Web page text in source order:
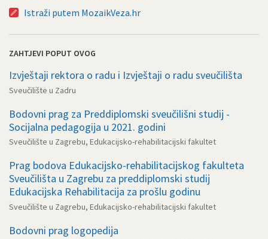
Istraži putem MozaikVeza.hr
ZAHTJEVI POPUT OVOG
Izvještaji rektora o radu i Izvještaji o radu sveučilišta
Sveučilište u Zadru
Bodovni prag za Preddiplomski sveučilišni studij -
Socijalna pedagogija u 2021. godini
Sveučilište u Zagrebu, Edukacijsko-rehabilitacijski fakultet
Prag bodova Edukacijsko-rehabilitacijskog fakulteta
Sveučilišta u Zagrebu za preddiplomski studij
Edukacijska Rehabilitacija za prošlu godinu
Sveučilište u Zagrebu, Edukacijsko-rehabilitacijski fakultet
Bodovni prag logopedija